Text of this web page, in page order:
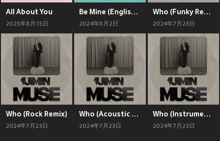
All About You
2025年8月15日
Be Mine (English Version)
2024年8月2日
Who (Funky Remix)
2024年7月23日
Who (Rock Remix)
2024年7月23日
Who (Acoustic Remix)
2024年7月23日
Who (Instrumental)
2024年7月23日